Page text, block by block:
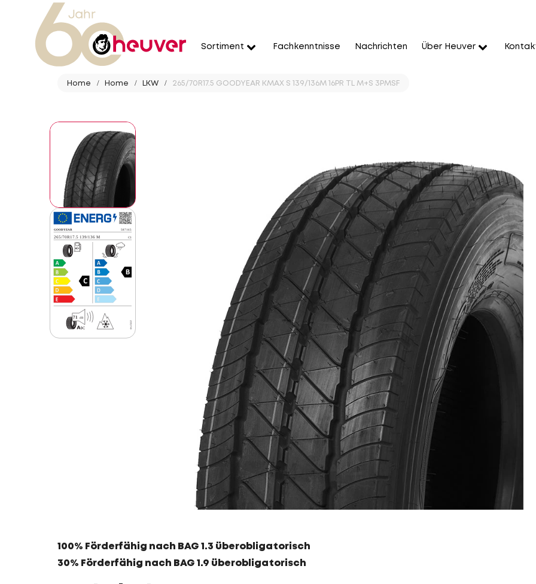
Sortiment Fachkenntnisse Nachrichten Über Heuver
Home Home LKW 265/70R17.5 GOODYEAR KMAX S 139/136M 16PR TL M+S 3PMSF
100% Förderfähig nach BAG 1.3 überobligatorisch
30% Förderfähig nach BAG 1.9 überobligatorisch